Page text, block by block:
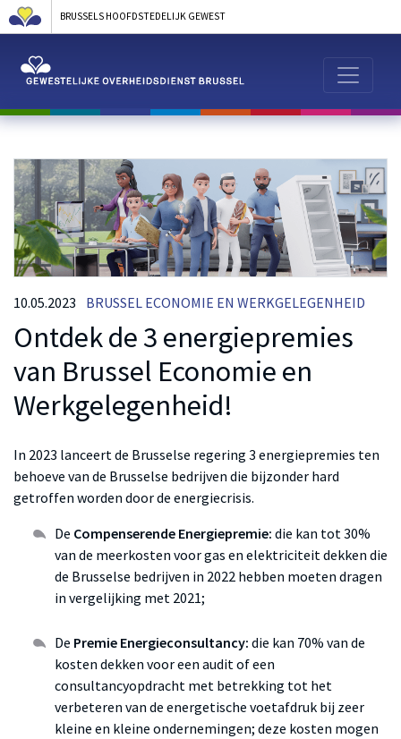
BRUSSELS HOOFDSTEDELIJK GEWEST
Ontdek de 3 energiepremies
van Brussel Economie en
Werkgelegenheid!
10.05.2023 BRUSSEL ECONOMIE EN WERKGELEGENHEID
In 2023 lanceert de Brusselse regering 3 energiepremies ten
behoeve van de Brusselse bedrijven die bijzonder hard
getroffen worden door de energiecrisis.
De Compenserende Energiepremie: die kan tot 30%
van de meerkosten voor gas en elektriciteit dekken die
de Brusselse bedrijven in 2022 hebben moeten dragen
in vergelijking met 2021;
De Premie Energieconsultancy: die kan 70% van de
kosten dekken voor een audit of een
consultancyopdracht met betrekking tot het
verbeteren van de energetische voetafdruk bij zeer
kleine en kleine ondernemingen; deze kosten mogen